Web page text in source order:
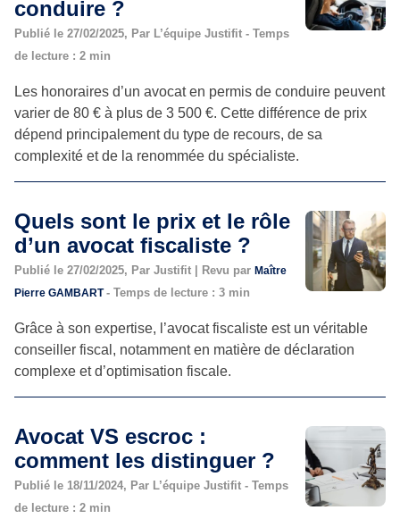
conduire ?
Publié le 27/02/2025, Par L’équipe Justifit - Temps
de lecture : 2 min
Les honoraires d’un avocat en permis de conduire peuvent
varier de 80 € à plus de 3 500 €. Cette différence de prix
dépend principalement du type de recours, de sa
complexité et de la renommée du spécialiste.
Quels sont le prix et le rôle
d’un avocat fiscaliste ?
Publié le 27/02/2025, Par Justifit | Revu par Maître
Pierre GAMBART- Temps de lecture : 3 min
Grâce à son expertise, l’avocat fiscaliste est un véritable
conseiller fiscal, notamment en matière de déclaration
complexe et d’optimisation fiscale.
Avocat VS escroc :
comment les distinguer ?
Publié le 18/11/2024, Par L’équipe Justifit - Temps
de lecture : 2 min